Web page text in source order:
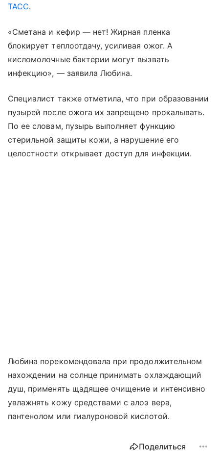
ТАСС.
«Сметана и кефир — нет! Жирная пленка
блокирует теплоотдачу, усиливая ожог. А
кисломолочные бактерии могут вызвать
инфекцию», — заявила Любина.
Специалист также отметила, что при образовании
пузырей после ожога их запрещено прокалывать.
По ее словам, пузырь выполняет функцию
стерильной защиты кожи, а нарушение его
целостности открывает доступ для инфекции.
Любина порекомендовала при продолжительном
нахождении на солнце принимать охлаждающий
душ, применять щадящее очищение и интенсивно
увлажнять кожу средствами с алоэ вера,
пантенолом или гиалуроновой кислотой.
Поделиться